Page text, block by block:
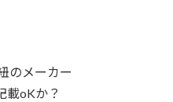
のメーカー
載oKか？